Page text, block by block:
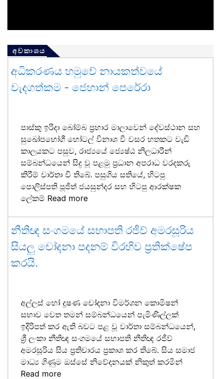
අවකාශය
අධිකරණය හමුවේ නායකත්වයේ
වැදගත්කම - ජෙහාන් පෙරේරා
පාස්කු ඉරිදා බෝම්බ ප්‍රහාර මාලාවෙන් දේවස්ථාන සහ
සුඛෝපභෝගී හෝටල් විනාශ වී වසර හතකට වැඩි
කාලයකට පසුව, රාජ්‍යයේ ජ්‍යෙෂ්ඨ නිලධාරීන්
සම්බන්ධයෙන් සිදු වූ පළමු ප්‍රධාන අපරාධ වරදකරු
කිරීම් වාර්තා වී තිබේ. පසුගිය සතියේ, හිටපු
පොලිස්පති පූජිත් ජයසුන්දර සහ හිටපු ආරක්ෂක
ලේකම් Read more
නීතිඥ සංගමයේ සභාපති රජීව් අමරසූරිය
සියලු චෝදනා පදනම් විරහිව ප්‍රතික්ෂේප
කරයි.
අල්ලස් හෝ දූෂණ චෝදනා විමර්ශන කොමිෂන්
සභාව වෙත තමන් සම්බන්ධයෙන් පැමිණිල්ලක්
ඉදිරිපත් කර ඇති බවට පළ වූ වාර්තා සම්බන්ධයෙන්,
ශ්‍රී ලංකා නීතිඥ සංගමයේ සභාපති නීතිඥ රජීව්
අමරසූරිය සිය ප්‍රතිචාරය ප්‍රකාශ කර තිබේ. සිය සමාජ
මාධ්‍ය ගිණුම ඔස්සේ නිවේදනයක් නිකුත් කරමින්
Read more